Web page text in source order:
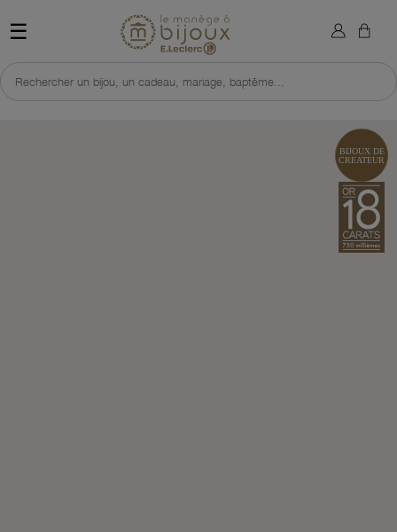
☰ Retour à l'accueil du site
Rechercher un bijou, un cadeau, mariage, baptême...
×